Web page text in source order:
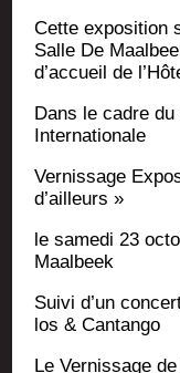
Cette expo­si­tion
Salle De
d’ac­cueil de
Dans le cadre
Internationale
Ver­nis­sage
d’ailleurs »
le same­di 23
Maalbeek
Sui­vi d’un
los & Cantango
Le Ver­nis­sage